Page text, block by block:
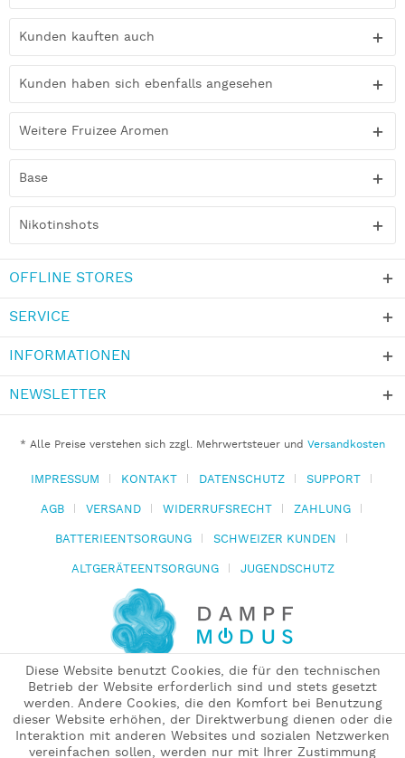
Kunden kauften auch
Kunden haben sich ebenfalls angesehen
Weitere Fruizee Aromen
Base
Nikotinshots
OFFLINE STORES
SERVICE
INFORMATIONEN
NEWSLETTER
* Alle Preise verstehen sich zzgl. Mehrwertsteuer und Versandkosten
IMPRESSUM KONTAKT DATENSCHUTZ
SUPPORT
AGB
VERSAND WIDERRUFSRECHT
ZAHLUNG
BATTERIEENTSORGUNG
SCHWEIZER KUNDEN
ALTGERÄTEENTSORGUNG
JUGENDSCHUTZ
Diese Website benutzt Cookies, die für den technischen
Betrieb der Website erforderlich sind und stets gesetzt
werden. Andere Cookies, die den Komfort bei Benutzung
dieser Website erhöhen, der Direktwerbung dienen oder die
Interaktion mit anderen Websites und sozialen Netzwerken
vereinfachen sollen, werden nur mit Ihrer Zustimmung